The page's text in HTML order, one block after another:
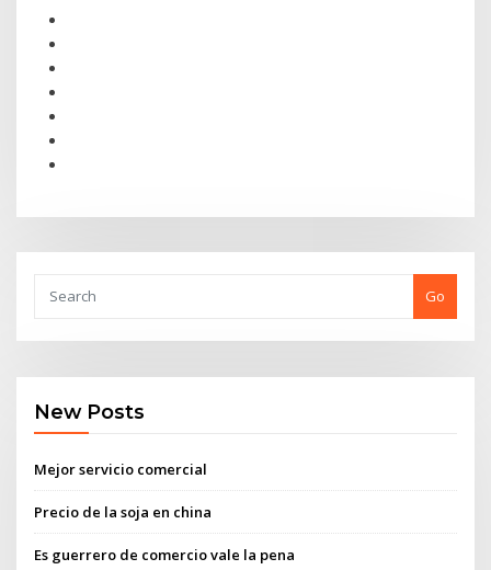
Go
New Posts
Mejor servicio comercial
Precio de la soja en china
Es guerrero de comercio vale la pena